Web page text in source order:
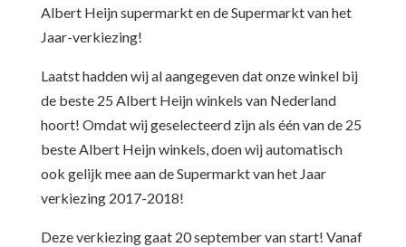
Albert Heijn supermarkt en de Supermarkt van het
Jaar-verkiezing!
Laatst hadden wij al aangegeven dat onze winkel bij
de beste 25 Albert Heijn winkels van Nederland
hoort! Omdat wij geselecteerd zijn als één van de 25
beste Albert Heijn winkels, doen wij automatisch
ook gelijk mee aan de Supermarkt van het Jaar
verkiezing 2017-2018!
Deze verkiezing gaat 20 september van start! Vanaf